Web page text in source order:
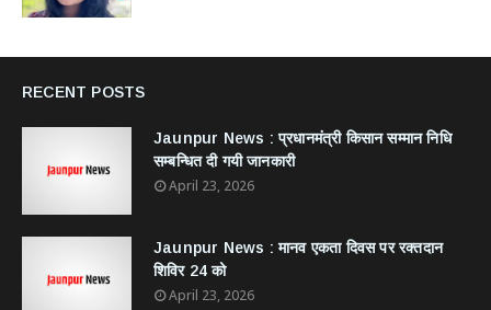
RECENT POSTS
Jaunpur News : ​प्रधानमंत्री किसान सम्मान निधि
सम्बन्धित दी गयी जानकारी
April 23, 2026
Jaunpur News : ​मानव एकता दिवस पर रक्तदान
शिविर 24 को
April 23, 2026